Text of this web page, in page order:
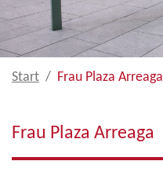
Start Frau Plaza Arreaga
Frau Plaza Arreaga